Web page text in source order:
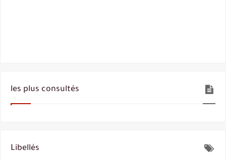
les plus consultés
Libellés